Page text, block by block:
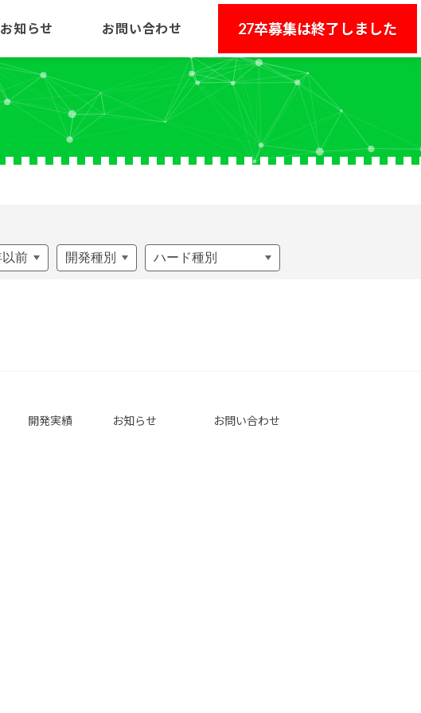
お知らせ お問い合わせ 27卒募集は終了しました
開発実績 お知らせ お問い合わせ